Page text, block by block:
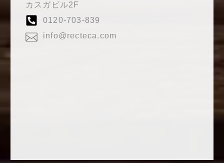
カスガビル2F
0120-703-839
info@recteca.com